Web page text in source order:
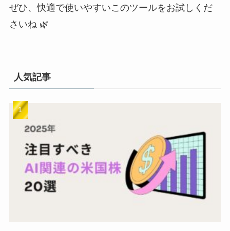
ぜひ、快適で使いやすいこのツールをお試しくだ
さいね 🌿
人気記事